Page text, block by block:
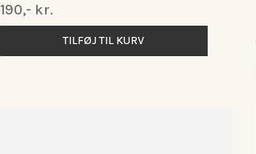
Normalpris
190,- kr.
TILFØJ TIL KURV